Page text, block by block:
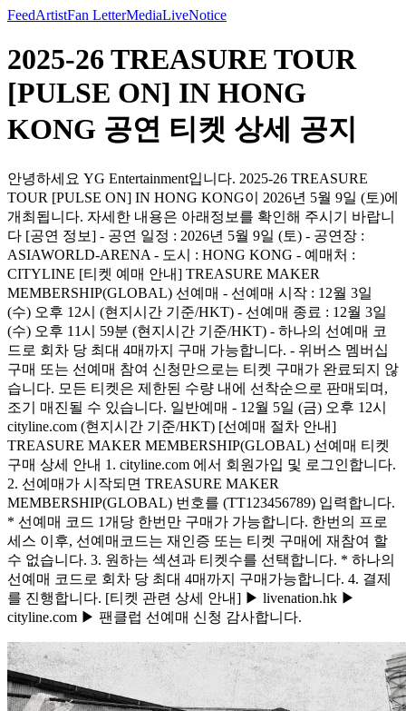
FeedArtistFan LetterMediaLiveNotice
2025-26 TREASURE TOUR
[PULSE ON] IN HONG
KONG 공연 티켓 상세 공지
안녕하세요 YG Entertainment입니다. 2025-26 TREASURE
TOUR [PULSE ON] IN HONG KONG이 2026년 5월 9일 (토)에
개최됩니다. 자세한 내용은 아래정보를 확인해 주시기 바랍니
다 [공연 정보] - 공연 일정 : 2026년 5월 9일 (토) - 공연장 :
ASIAWORLD-ARENA - 도시 : HONG KONG - 예매처 :
CITYLINE [티켓 예매 안내] TREASURE MAKER
MEMBERSHIP(GLOBAL) 선예매 - 선예매 시작 : 12월 3일
(수) 오후 12시 (현지시간 기준/HKT) - 선예매 종료 : 12월 3일
(수) 오후 11시 59분 (현지시간 기준/HKT) - 하나의 선예매 코
드로 회차 당 최대 4매까지 구매 가능합니다. - 위버스 멤버십
구매 또는 선예매 참여 신청만으로는 티켓 구매가 완료되지 않
습니다. 모든 티켓은 제한된 수량 내에 선착순으로 판매되며,
조기 매진될 수 있습니다. 일반예매 - 12월 5일 (금) 오후 12시
cityline.com (현지시간 기준/HKT) [선예매 절차 안내]
TREASURE MAKER MEMBERSHIP(GLOBAL) 선예매 티켓
구매 상세 안내 1. cityline.com 에서 회원가입 및 로그인합니다.
2. 선예매가 시작되면 TREASURE MAKER
MEMBERSHIP(GLOBAL) 번호를 (TT123456789) 입력합니다.
* 선예매 코드 1개당 한번만 구매가 가능합니다. 한번의 프로
세스 이후, 선예매코드는 재인증 또는 티켓 구매에 재참여 할
수 없습니다. 3. 원하는 섹션과 티켓수를 선택합니다. * 하나의
선예매 코드로 회차 당 최대 4매까지 구매가능합니다. 4. 결제
를 진행합니다. [티켓 관련 상세 안내] ▶ livenation.hk ▶
cityline.com ▶ 팬클럽 선예매 신청 감사합니다.